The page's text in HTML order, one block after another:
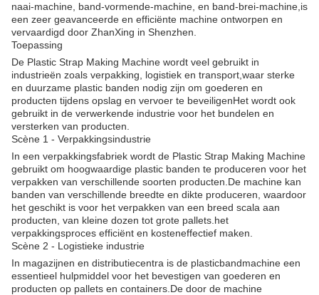
naai-machine, band-vormende-machine, en band-brei-machine,is
een zeer geavanceerde en efficiënte machine ontworpen en
vervaardigd door ZhanXing in Shenzhen.
Toepassing
De Plastic Strap Making Machine wordt veel gebruikt in
industrieën zoals verpakking, logistiek en transport,waar sterke
en duurzame plastic banden nodig zijn om goederen en
producten tijdens opslag en vervoer te beveiligenHet wordt ook
gebruikt in de verwerkende industrie voor het bundelen en
versterken van producten.
Scène 1 - Verpakkingsindustrie
In een verpakkingsfabriek wordt de Plastic Strap Making Machine
gebruikt om hoogwaardige plastic banden te produceren voor het
verpakken van verschillende soorten producten.De machine kan
banden van verschillende breedte en dikte produceren, waardoor
het geschikt is voor het verpakken van een breed scala aan
producten, van kleine dozen tot grote pallets.het
verpakkingsproces efficiënt en kosteneffectief maken.
Scène 2 - Logistieke industrie
In magazijnen en distributiecentra is de plasticbandmachine een
essentieel hulpmiddel voor het bevestigen van goederen en
producten op pallets en containers.De door de machine